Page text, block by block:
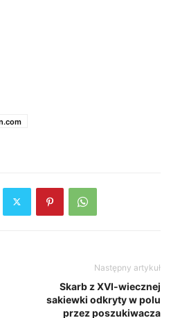
Następny artykuł
Skarb z XVI-wiecznej
sakiewki odkryty w polu
przez poszukiwacza